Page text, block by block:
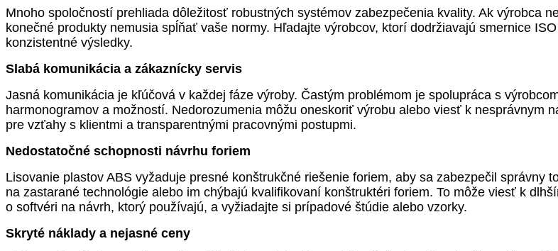
Mnoho spoločností prehliada dôležitosť robustných systémov zabezpečenia kvality. Ak výrobca
konečné produkty nemusia spĺňať vaše normy. Hľadajte výrobcov, ktorí dodržiavajú smernice
konzistentné výsledky.
Slabá komunikácia a zákaznícky servis
Jasná komunikácia je kľúčová v každej fáze výroby. Častým problémom je spolupráca s
harmonogramov a možností. Nedorozumenia môžu oneskoriť výrobu alebo viesť k nesprávnym
pre vzťahy s klientmi a transparentnými pracovnými postupmi.
Nedostatočné schopnosti návrhu foriem
Lisovanie plastov ABS vyžaduje presné konštrukčné riešenie foriem, aby sa zabezpečil
na zastarané technológie alebo im chýbajú kvalifikovaní konštruktéri foriem. To môže viesť k
o softvéri na návrh, ktorý používajú, a vyžiadajte si prípadové štúdie alebo vzorky.
Skryté náklady a nejasné ceny